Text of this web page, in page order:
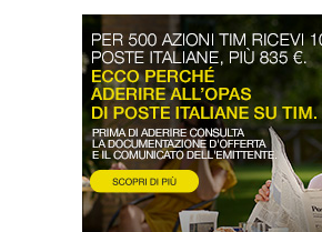
DAL TERRITORIO
OROSCOPO
LA PIAZZA
ANIMALI
OCCHIO ALLA TRUFFA
NECROLOGI